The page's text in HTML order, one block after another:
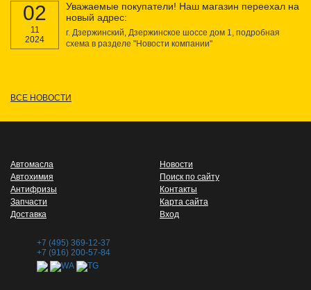
02
11
2024
Уважаемые покупатели! Наш магазин переехал на
новый адрес:
г. Дзержинский, Дзержинское шоссе дом 1, подробная
схема в разделе "Новости компании"
ВСЕ НОВОСТИ
Автомасла
Автохимия
Антифризы
Запчасти
Доставка
Новости
Поиск по сайту
Контакты
Карта сайта
Вход
+7 (495) 369-12-37
+7 (916) 200-57-84